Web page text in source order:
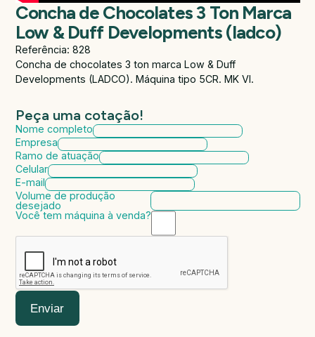
Concha de Chocolates 3 Ton Marca
Low & Duff Developments (ladco)
Referência: 828
Concha de chocolates 3 ton marca Low & Duff
Developments (LADCO). Máquina tipo 5CR. MK VI.
Peça uma cotação!
Nome completo
Empresa
Ramo de atuação
Celular
E-mail
Volume de produção
desejado
Você tem máquina à venda?
Marca da máquina
Modelo da máquina
Ano de fabricação
Valor da máquina
Enviar